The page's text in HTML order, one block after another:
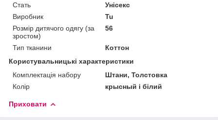
Стать
Унісекс
Виробник
Tu
Розмір дитячого одягу (за
зростом)
56
Тип тканини
Коттон
Користувальницькі характеристики
Комплектація набору
Штани, Толстовка
Колір
крысный і білий
Приховати